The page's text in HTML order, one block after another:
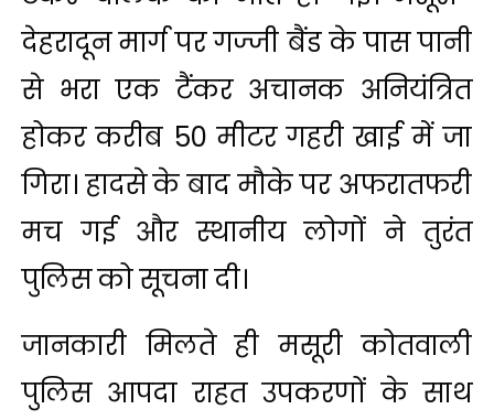
देहरादून मार्ग पर गज्जी बैंड के पास पानी
से भरा एक टैंकर अचानक अनियंत्रित
होकर करीब 50 मीटर गहरी खाई में जा
गिरा। हादसे के बाद मौके पर अफरातफरी
मच गई और स्थानीय लोगों ने तुरंत
पुलिस को सूचना दी।
जानकारी मिलते ही मसूरी कोतवाली
पुलिस आपदा राहत उपकरणों के साथ